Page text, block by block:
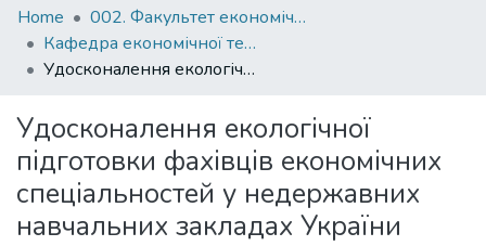
Communities
&
Collections
Statistics
Home
002. Факультет економічних наук
Кафедра економічної теорії
Удосконалення екологічної підготовки фахівців економічних спеціальностей у недержавних навчальних закладах України
Удосконалення екологічної
підготовки фахівців економічних
спеціальностей у недержавних
навчальних закладах України